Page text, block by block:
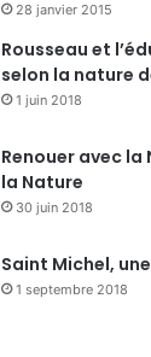
28 janvier 2015
Rousseau et
selon la nature
1 juin 2018
Renouer avec la
la Nature
30 juin 2018
Saint Michel,
1 septembre 2018